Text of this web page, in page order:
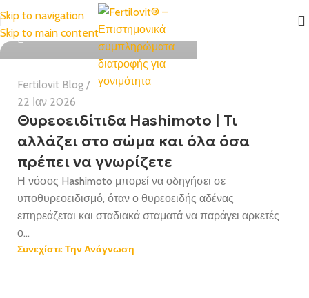
Skip to navigation
Skip to main content
Χαρούλα Μπιλάλη BSc MMedSc
Fertilovit Blog
22 Ιαν 2026
Θυρεοειδίτιδα Hashimoto | Τι
αλλάζει στο σώμα και όλα όσα
πρέπει να γνωρίζετε
Η νόσος Hashimoto μπορεί να οδηγήσει σε
υποθυρεοειδισμό, όταν ο θυρεοειδής αδένας
επηρεάζεται και σταδιακά σταματά να παράγει αρκετές
ο...
Συνεχίστε Την Ανάγνωση